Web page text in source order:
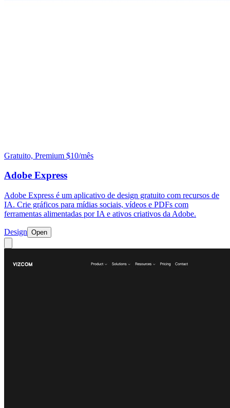
Gratuito, Premium $10/mês
Adobe Express
Adobe Express é um aplicativo de design gratuito com recursos de
IA. Crie gráficos para mídias sociais, vídeos e PDFs com
ferramentas alimentadas por IA e ativos criativos da Adobe.
Design Open